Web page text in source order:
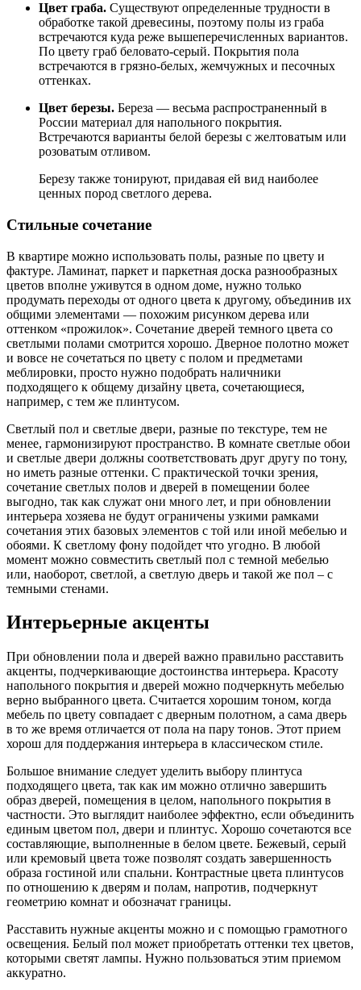
Цвет граба. Существуют определенные трудности в
обработке такой древесины, поэтому полы из граба
встречаются куда реже вышеперечисленных вариантов.
По цвету граб беловато-серый. Покрытия пола
встречаются в грязно-белых, жемчужных и песочных
оттенках.
Цвет березы. Береза — весьма распространенный в
России материал для напольного покрытия.
Встречаются варианты белой березы с желтоватым или
розоватым отливом.
Березу также тонируют, придавая ей вид наиболее
ценных пород светлого дерева.
Стильные сочетание
В квартире можно использовать полы, разные по цвету и
фактуре. Ламинат, паркет и паркетная доска разнообразных
цветов вполне уживутся в одном доме, нужно только
продумать переходы от одного цвета к другому, объединив их
общими элементами — похожим рисунком дерева или
оттенком «прожилок». Сочетание дверей темного цвета со
светлыми полами смотрится хорошо. Дверное полотно может
и вовсе не сочетаться по цвету с полом и предметами
меблировки, просто нужно подобрать наличники
подходящего к общему дизайну цвета, сочетающиеся,
например, с тем же плинтусом.
Светлый пол и светлые двери, разные по текстуре, тем не
менее, гармонизируют пространство. В комнате светлые обои
и светлые двери должны соответствовать друг другу по тону,
но иметь разные оттенки. С практической точки зрения,
сочетание светлых полов и дверей в помещении более
выгодно, так как служат они много лет, и при обновлении
интерьера хозяева не будут ограничены узкими рамками
сочетания этих базовых элементов с той или иной мебелью и
обоями. К светлому фону подойдет что угодно. В любой
момент можно совместить светлый пол с темной мебелью
или, наоборот, светлой, а светлую дверь и такой же пол – с
темными стенами.
Интерьерные акценты
При обновлении пола и дверей важно правильно расставить
акценты, подчеркивающие достоинства интерьера. Красоту
напольного покрытия и дверей можно подчеркнуть мебелью
верно выбранного цвета. Считается хорошим тоном, когда
мебель по цвету совпадает с дверным полотном, а сама дверь
в то же время отличается от пола на пару тонов. Этот прием
хорош для поддержания интерьера в классическом стиле.
Большое внимание следует уделить выбору плинтуса
подходящего цвета, так как им можно отлично завершить
образ дверей, помещения в целом, напольного покрытия в
частности. Это выглядит наиболее эффектно, если объединить
единым цветом пол, двери и плинтус. Хорошо сочетаются все
составляющие, выполненные в белом цвете. Бежевый, серый
или кремовый цвета тоже позволят создать завершенность
образа гостиной или спальни. Контрастные цвета плинтусов
по отношению к дверям и полам, напротив, подчеркнут
геометрию комнат и обозначат границы.
Расставить нужные акценты можно и с помощью грамотного
освещения. Белый пол может приобретать оттенки тех цветов,
которыми светят лампы. Нужно пользоваться этим приемом
аккуратно.